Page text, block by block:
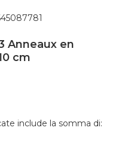
Anneaux en
cm
include la somma di: